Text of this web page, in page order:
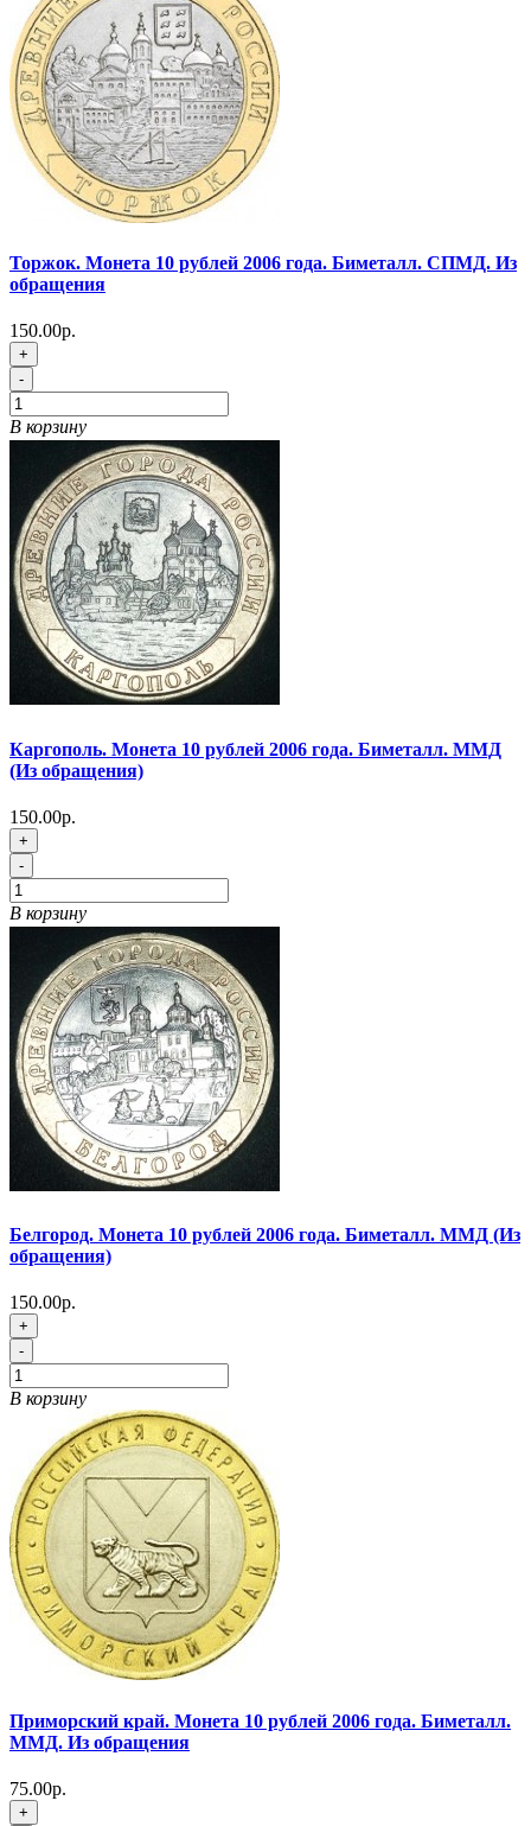
Торжок. Монета 10 рублей 2006 года. Биметалл. СПМД. Из
обращения
150.00р.
+
-
В корзину
Каргополь. Монета 10 рублей 2006 года. Биметалл. ММД
(Из обращения)
150.00р.
+
-
В корзину
Белгород. Монета 10 рублей 2006 года. Биметалл. ММД (Из
обращения)
150.00р.
+
-
В корзину
Приморский край. Монета 10 рублей 2006 года. Биметалл.
ММД. Из обращения
75.00р.
+